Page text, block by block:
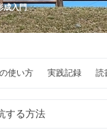
成入門
使い方 実践記録 読
する方法